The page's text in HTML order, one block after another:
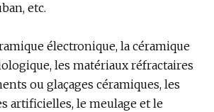
etc.
électronique, la céramique
les matériaux réfractaires
ou glaçages céramiques, les
artificielles, le meulage et le